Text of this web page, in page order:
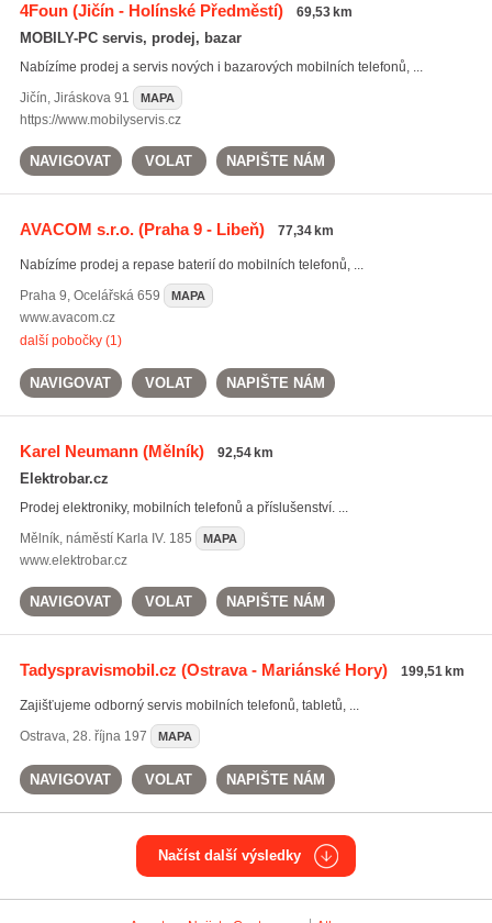
4Foun(Jičín - Holínské Předměstí) 69,53 km
MOBILY-PC servis, prodej, bazar
Nabízíme prodej a servis nových i bazarových mobilních telefonů, ...
Jičín, Jiráskova 91 MAPA
https://www.mobilyservis.cz
NAVIGOVAT VOLAT NAPIŠTE NÁM
AVACOM s.r.o.(Praha 9 - Libeň) 77,34 km
Nabízíme prodej a repase baterií do mobilních telefonů, ...
Praha 9, Ocelářská 659 MAPA
www.avacom.cz
další pobočky (1)
NAVIGOVAT VOLAT NAPIŠTE NÁM
Karel Neumann(Mělník) 92,54 km
Elektrobar.cz
Prodej elektroniky, mobilních telefonů a příslušenství. ...
Mělník, náměstí Karla IV. 185 MAPA
www.elektrobar.cz
NAVIGOVAT VOLAT NAPIŠTE NÁM
Tadyspravismobil.cz (Ostrava - Mariánské Hory) 199,51 km
Zajišťujeme odborný servis mobilních telefonů, tabletů, ...
Ostrava, 28. října 197 MAPA
NAVIGOVAT VOLAT NAPIŠTE NÁM
Načíst další výsledky